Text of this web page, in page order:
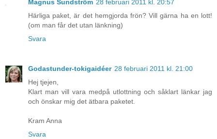
Magnus Sundström 28 februari 2011 kl. 20:57
Härliga paket, är det hemgjorda frön? Vill gärna ha en lott!
(om man får det utan länkning)
Svara
Godastunder-tokigaidéer 28 februari 2011 kl. 21:00
Hej tjejen,
Klart man vill vara medpå utlottning och såklart länkar jag
och önskar mig det ätbara paketet.
Kram Anna
Svara